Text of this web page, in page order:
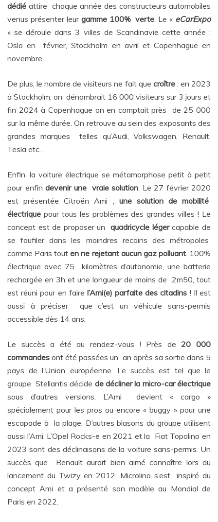
dédié attire chaque année des constructeurs automobiles
venus présenter leur gamme 100% verte. Le « eCarExpo
» se déroule dans 3 villes de Scandinavie cette année :
Oslo en février, Stockholm en avril et Copenhague en
novembre.
De plus, le nombre de visiteurs ne fait que croître : en 2023
à Stockholm, on dénombrait 16 000 visiteurs sur 3 jours et
fin 2024 à Copenhague on en comptait près de 25 000
sur la même durée. On retrouve au sein des exposants des
grandes marques telles qu’Audi, Volkswagen, Renault,
Tesla etc…
Enfin, la voiture électrique se métamorphose petit à petit
pour enfin devenir une vraie solution. Le 27 février 2020
est présentée Citroën Ami ; une solution de mobilité
électrique pour tous les problèmes des grandes villes ! Le
concept est de proposer unquadricycle légercapable de
se faufiler dans les moindres recoins des métropoles
comme Paris touten ne rejetant aucun gaz polluant. 100%
électrique avec 75 kilomètres d’autonomie, une batterie
rechargée en 3h et une longueur de moins de 2m50, tout
est réuni pour en faire l’Ami(e) parfaite des citadins ! Il est
aussi à préciser que c’est un véhicule sans-permis
accessible dès 14 ans.
Le succès a été au rendez-vous ! Près de 20 000
commandesont été passées un an après sa sortie dans 5
pays de l’Union européenne. Le succès est tel que le
groupe Stellantis décide de décliner la micro-car électrique
sous d’autres versions. L’Ami devient « cargo »
spécialement pour les pros ou encore « buggy » pour une
escapade à la plage. D’autres blasons du groupe utilisent
aussi l’Ami. L’Opel Rocks-e en 2021 et la Fiat Topolino en
2023 sont des déclinaisons de la voiture sans-permis. Un
succès que Renault aurait bien aimé connaître lors du
lancement du Twizy en 2012. Microlino s’est inspiré du
concept Ami et a présenté son modèle au Mondial de
Paris en 2022.